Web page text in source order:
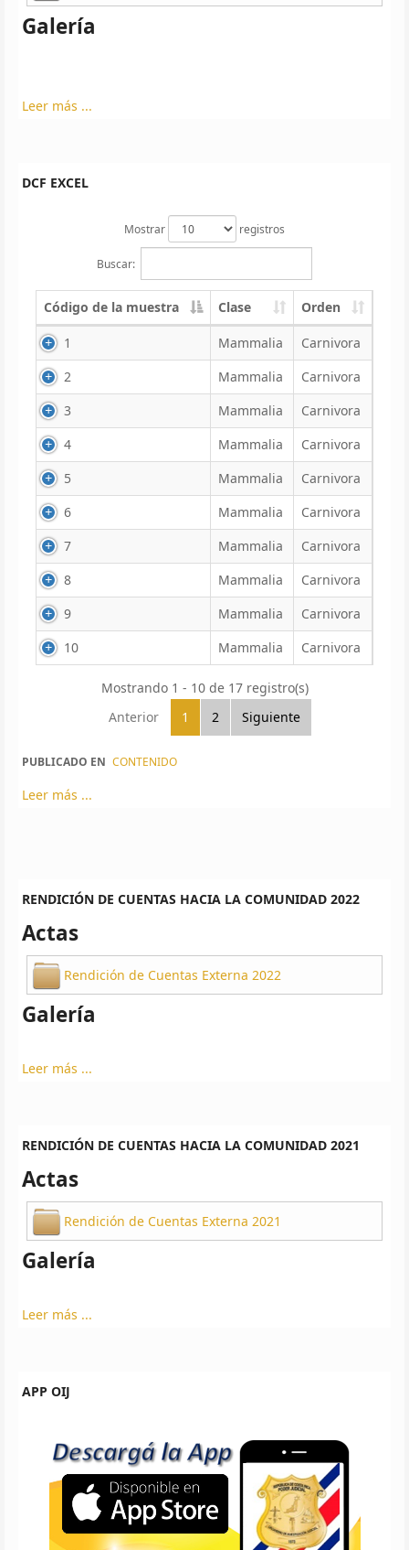
Galería
Leer más ...
DCF EXCEL
Mostrar registros
Buscar:
Código de la muestra Clase Orden
1 Mammalia
Carnivora
2
Mammalia
Carnivora
3
Mammalia
Carnivora
4
Mammalia
Carnivora
5
Mammalia
Carnivora
6
Mammalia
Carnivora
7
Mammalia
Carnivora
8
Mammalia
Carnivora
9
Mammalia
Carnivora
10
Mammalia Carnivora
Mostrando 1 - 10 de 17 registro(s)
Anterior
1 2 Siguiente
PUBLICADO EN CONTENIDO
Leer más ...
RENDICIÓN DE CUENTAS HACIA LA COMUNIDAD 2022
Actas
Rendición de Cuentas Externa 2022
Galería
Leer más ...
RENDICIÓN DE CUENTAS HACIA LA COMUNIDAD 2021
Actas
Rendición de Cuentas Externa 2021
Galería
Leer más ...
APP OIJ